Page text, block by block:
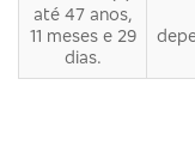
até 47 anos,
11 meses e 29
dias.